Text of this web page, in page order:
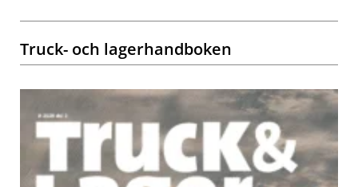
Truck- och lagerhandboken